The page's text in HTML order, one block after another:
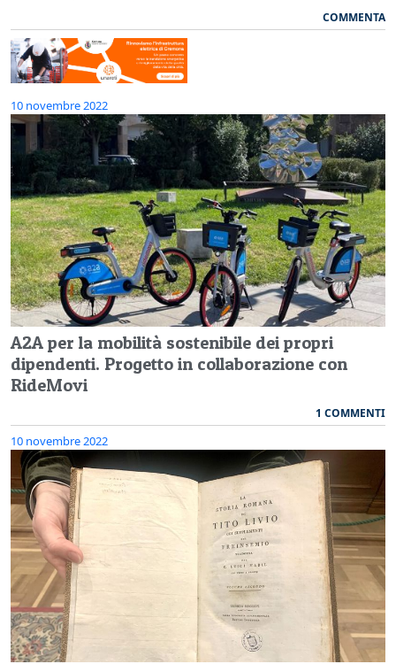
COMMENTA
10 novembre 2022
A2A per la mobilità sostenibile dei propri
dipendenti. Progetto in collaborazione con
RideMovi
1 COMMENTI
10 novembre 2022